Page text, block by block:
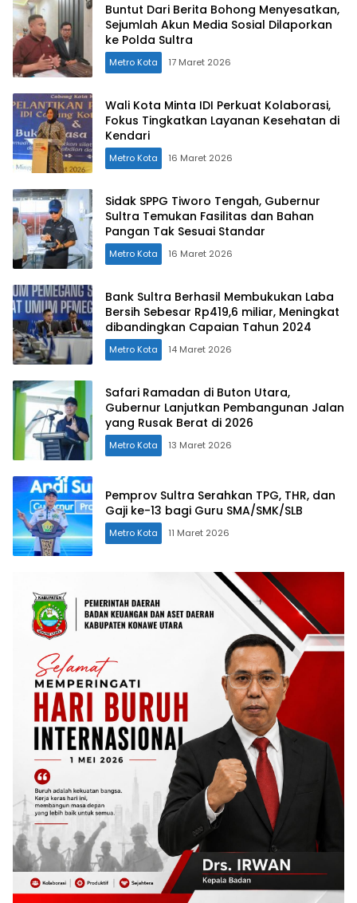
Buntut Dari Berita Bohong Menyesatkan,
Sejumlah Akun Media Sosial Dilaporkan
ke Polda Sultra
Metro Kota 17 Maret 2026
Wali Kota Minta IDI Perkuat Kolaborasi,
Fokus Tingkatkan Layanan Kesehatan di
Kendari
Metro Kota 16 Maret 2026
Sidak SPPG Tiworo Tengah, Gubernur
Sultra Temukan Fasilitas dan Bahan
Pangan Tak Sesuai Standar
Metro Kota 16 Maret 2026
Bank Sultra Berhasil Membukukan Laba
Bersih Sebesar Rp419,6 miliar, Meningkat
dibandingkan Capaian Tahun 2024
Metro Kota 14 Maret 2026
Safari Ramadan di Buton Utara,
Gubernur Lanjutkan Pembangunan Jalan
yang Rusak Berat di 2026
Metro Kota 13 Maret 2026
Pemprov Sultra Serahkan TPG, THR, dan
Gaji ke-13 bagi Guru SMA/SMK/SLB
Metro Kota 11 Maret 2026